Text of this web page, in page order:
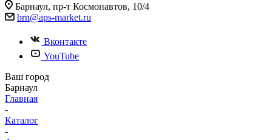
Барнаул, пр-т Космонавтов, 10/4
brn@aps-market.ru
Вконтакте
YouTube
Ваш город
Барнаул
Главная
-
Каталог
-